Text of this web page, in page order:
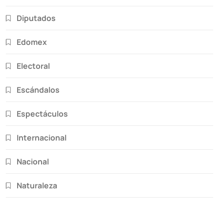
Diputados
Edomex
Electoral
Escándalos
Espectáculos
Internacional
Nacional
Naturaleza